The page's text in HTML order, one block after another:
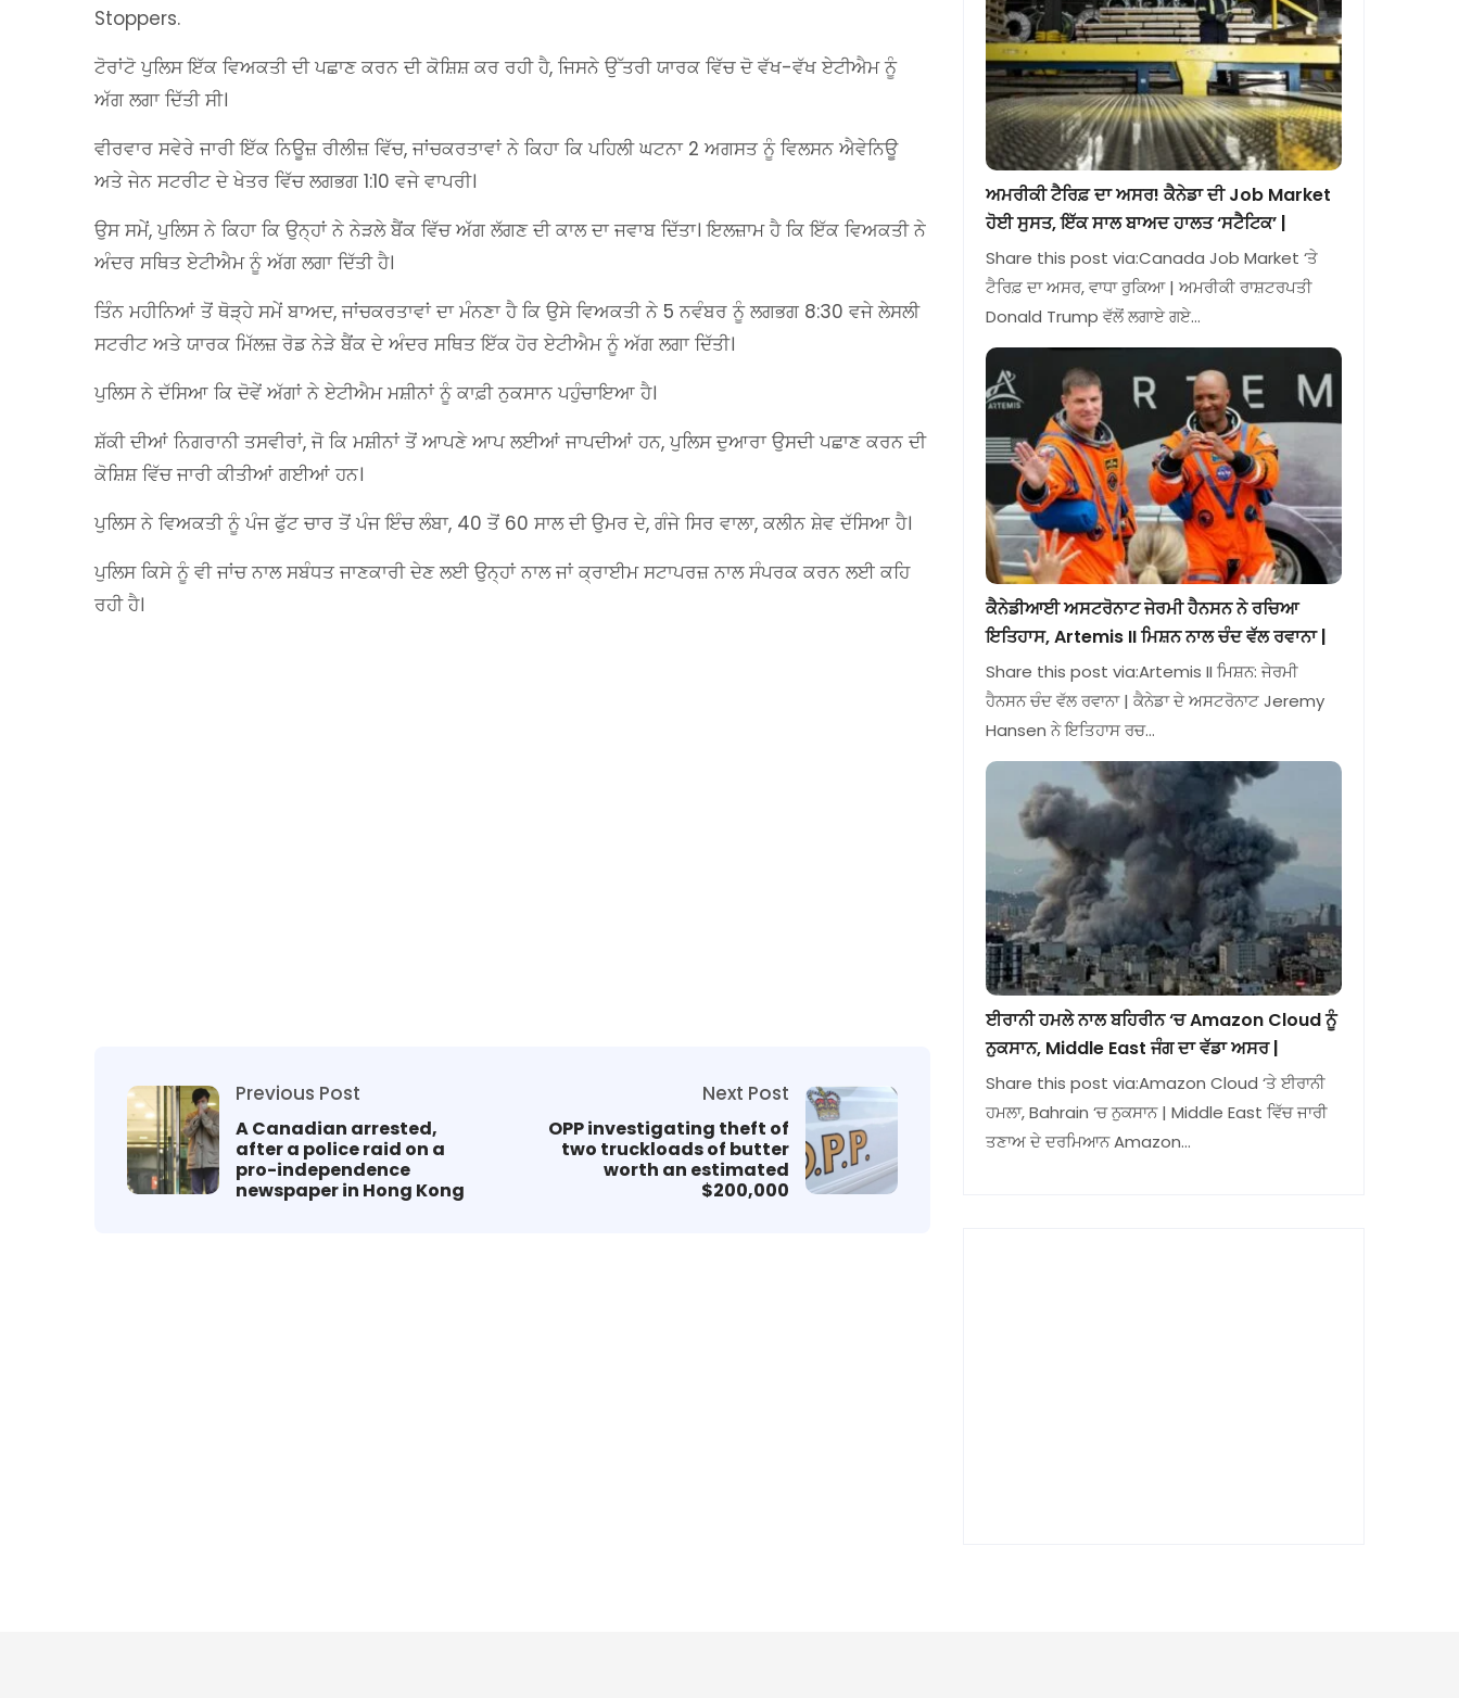
Stoppers.
ਟੋਰਾਂਟੋ ਪੁਲਿਸ ਇੱਕ ਵਿਅਕਤੀ ਦੀ ਪਛਾਣ ਕਰਨ ਦੀ ਕੋਸ਼ਿਸ਼ ਕਰ ਰਹੀ ਹੈ, ਜਿਸਨੇ ਉੱਤਰੀ ਯਾਰਕ ਵਿੱਚ ਦੋ ਵੱਖ-ਵੱਖ ਏਟੀਐਮ ਨੂੰ
ਅੱਗ ਲਗਾ ਦਿੱਤੀ ਸੀ।
ਵੀਰਵਾਰ ਸਵੇਰੇ ਜਾਰੀ ਇੱਕ ਨਿਊਜ਼ ਰੀਲੀਜ਼ ਵਿੱਚ, ਜਾਂਚਕਰਤਾਵਾਂ ਨੇ ਕਿਹਾ ਕਿ ਪਹਿਲੀ ਘਟਨਾ 2 ਅਗਸਤ ਨੂੰ ਵਿਲਸਨ ਐਵੇਨਿਊ
ਅਤੇ ਜੇਨ ਸਟਰੀਟ ਦੇ ਖੇਤਰ ਵਿੱਚ ਲਗਭਗ 1:10 ਵਜੇ ਵਾਪਰੀ।
ਉਸ ਸਮੇਂ, ਪੁਲਿਸ ਨੇ ਕਿਹਾ ਕਿ ਉਨ੍ਹਾਂ ਨੇ ਨੇੜਲੇ ਬੈਂਕ ਵਿੱਚ ਅੱਗ ਲੱਗਣ ਦੀ ਕਾਲ ਦਾ ਜਵਾਬ ਦਿੱਤਾ। ਇਲਜ਼ਾਮ ਹੈ ਕਿ ਇੱਕ ਵਿਅਕਤੀ ਨੇ
ਅੰਦਰ ਸਥਿਤ ਏਟੀਐਮ ਨੂੰ ਅੱਗ ਲਗਾ ਦਿੱਤੀ ਹੈ।
ਤਿੰਨ ਮਹੀਨਿਆਂ ਤੋਂ ਥੋੜ੍ਹੇ ਸਮੇਂ ਬਾਅਦ, ਜਾਂਚਕਰਤਾਵਾਂ ਦਾ ਮੰਨਣਾ ਹੈ ਕਿ ਉਸੇ ਵਿਅਕਤੀ ਨੇ 5 ਨਵੰਬਰ ਨੂੰ ਲਗਭਗ 8:30 ਵਜੇ ਲੇਸਲੀ
ਸਟਰੀਟ ਅਤੇ ਯਾਰਕ ਮਿੱਲਜ਼ ਰੋਡ ਨੇੜੇ ਬੈਂਕ ਦੇ ਅੰਦਰ ਸਥਿਤ ਇੱਕ ਹੋਰ ਏਟੀਐਮ ਨੂੰ ਅੱਗ ਲਗਾ ਦਿੱਤੀ।
ਪੁਲਿਸ ਨੇ ਦੱਸਿਆ ਕਿ ਦੋਵੇਂ ਅੱਗਾਂ ਨੇ ਏਟੀਐਮ ਮਸ਼ੀਨਾਂ ਨੂੰ ਕਾਫ਼ੀ ਨੁਕਸਾਨ ਪਹੁੰਚਾਇਆ ਹੈ।
ਸ਼ੱਕੀ ਦੀਆਂ ਨਿਗਰਾਨੀ ਤਸਵੀਰਾਂ, ਜੋ ਕਿ ਮਸ਼ੀਨਾਂ ਤੋਂ ਆਪਣੇ ਆਪ ਲਈਆਂ ਜਾਪਦੀਆਂ ਹਨ, ਪੁਲਿਸ ਦੁਆਰਾ ਉਸਦੀ ਪਛਾਣ ਕਰਨ ਦੀ
ਕੋਸ਼ਿਸ਼ ਵਿੱਚ ਜਾਰੀ ਕੀਤੀਆਂ ਗਈਆਂ ਹਨ।
ਪੁਲਿਸ ਨੇ ਵਿਅਕਤੀ ਨੂੰ ਪੰਜ ਫੁੱਟ ਚਾਰ ਤੋਂ ਪੰਜ ਇੰਚ ਲੰਬਾ, 40 ਤੋਂ 60 ਸਾਲ ਦੀ ਉਮਰ ਦੇ, ਗੰਜੇ ਸਿਰ ਵਾਲਾ, ਕਲੀਨ ਸ਼ੇਵ ਦੱਸਿਆ ਹੈ।
ਪੁਲਿਸ ਕਿਸੇ ਨੂੰ ਵੀ ਜਾਂਚ ਨਾਲ ਸਬੰਧਤ ਜਾਣਕਾਰੀ ਦੇਣ ਲਈ ਉਨ੍ਹਾਂ ਨਾਲ ਜਾਂ ਕ੍ਰਾਈਮ ਸਟਾਪਰਜ਼ ਨਾਲ ਸੰਪਰਕ ਕਰਨ ਲਈ ਕਹਿ
ਰਹੀ ਹੈ।
Previous Post
A Canadian arrested,
after a police raid on a
pro-independence
newspaper in Hong Kong
Next Post
OPP investigating theft of
two truckloads of butter
worth an estimated
$200,000
ਅਮਰੀਕੀ ਟੈਰਿਫ਼ ਦਾ ਅਸਰ! ਕੈਨੇਡਾ ਦੀ Job Market
ਹੋਈ ਸੁਸਤ, ਇੱਕ ਸਾਲ ਬਾਅਦ ਹਾਲਤ ‘ਸਟੈਟਿਕ’ |
Share this post via:Canada Job Market ‘ਤੇ
ਟੈਰਿਫ਼ ਦਾ ਅਸਰ, ਵਾਧਾ ਰੁਕਿਆ | ਅਮਰੀਕੀ ਰਾਸ਼ਟਰਪਤੀ
Donald Trump ਵੱਲੋਂ ਲਗਾਏ ਗਏ…
ਕੈਨੇਡੀਆਈ ਅਸਟਰੋਨਾਟ ਜੇਰਮੀ ਹੈਨਸਨ ਨੇ ਰਚਿਆ
ਇਤਿਹਾਸ, Artemis II ਮਿਸ਼ਨ ਨਾਲ ਚੰਦ ਵੱਲ ਰਵਾਨਾ |
Share this post via:Artemis II ਮਿਸ਼ਨ: ਜੇਰਮੀ
ਹੈਨਸਨ ਚੰਦ ਵੱਲ ਰਵਾਨਾ | ਕੈਨੇਡਾ ਦੇ ਅਸਟਰੋਨਾਟ Jeremy
Hansen ਨੇ ਇਤਿਹਾਸ ਰਚ…
ਈਰਾਨੀ ਹਮਲੇ ਨਾਲ ਬਹਿਰੀਨ ‘ਚ Amazon Cloud ਨੂੰ
ਨੁਕਸਾਨ, Middle East ਜੰਗ ਦਾ ਵੱਡਾ ਅਸਰ |
Share this post via:Amazon Cloud ‘ਤੇ ਈਰਾਨੀ
ਹਮਲਾ, Bahrain ‘ਚ ਨੁਕਸਾਨ | Middle East ਵਿੱਚ ਜਾਰੀ
ਤਣਾਅ ਦੇ ਦਰਮਿਆਨ Amazon…